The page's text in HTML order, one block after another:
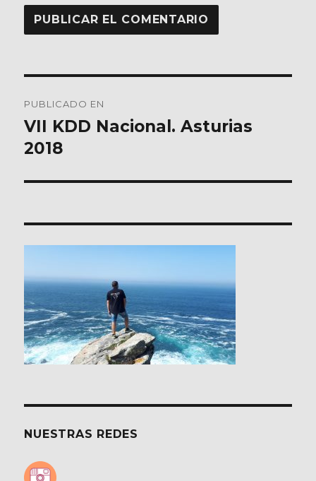
de
entradas
PUBLICADO EN
VII KDD Nacional. Asturias
2018
NUESTRAS REDES